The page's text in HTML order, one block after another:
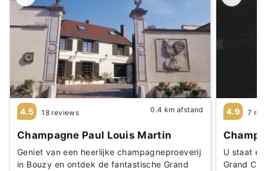
4.5 18 reviews 0.4 km afstand
Champagne Paul Louis Martin
Geniet van een heerlijke champagneproeverij
in Bouzy en ontdek de fantastische Grand
4.9 7
U staat
Grand